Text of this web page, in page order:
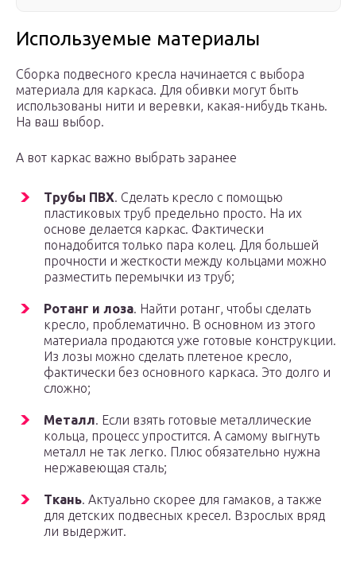
Используемые материалы
Сборка подвесного кресла начинается с выбора
материала для каркаса. Для обивки могут быть
использованы нити и веревки, какая-нибудь ткань.
На ваш выбор.
А вот каркас важно выбрать заранее
Трубы ПВХ. Сделать кресло с помощью
пластиковых труб предельно просто. На их
основе делается каркас. Фактически
понадобится только пара колец. Для большей
прочности и жесткости между кольцами можно
разместить перемычки из труб;
Ротанг и лоза. Найти ротанг, чтобы сделать
кресло, проблематично. В основном из этого
материала продаются уже готовые конструкции.
Из лозы можно сделать плетеное кресло,
фактически без основного каркаса. Это долго и
сложно;
Металл. Если взять готовые металлические
кольца, процесс упростится. А самому выгнуть
металл не так легко. Плюс обязательно нужна
нержавеющая сталь;
Ткань. Актуально скорее для гамаков, а также
для детских подвесных кресел. Взрослых вряд
ли выдержит.